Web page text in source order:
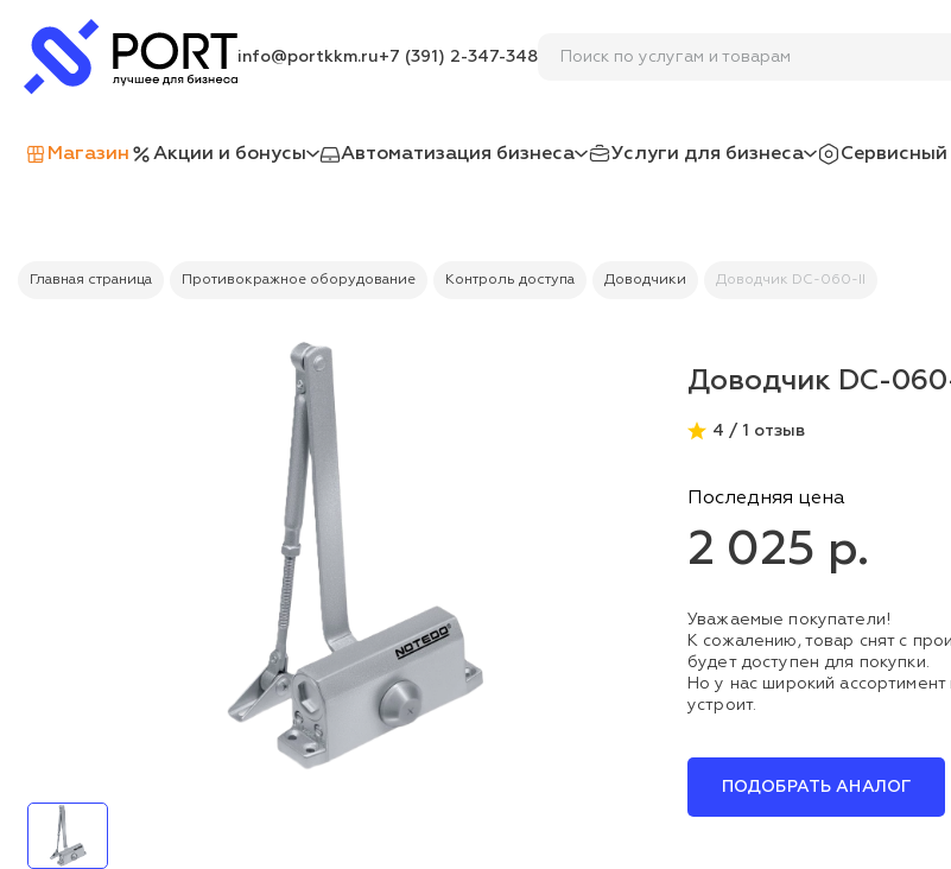
info@portkkm.ru+7 (391) 2-347-348 Поиск по услугам и товарам
Магазин Акции и бонусы Автоматизация бизнеса Услуги для бизнеса Сервисный
Главная страница Противокражное оборудование Контроль доступа Доводчики Доводчик DC-060-II
Доводчик DC-060-
4 / 1 отзыв
Последняя цена
2 025 р.
Уважаемые покупатели!
К сожалению, товар снят с
будет доступен для покупки.
Но у нас широкий ассортимент
устроит.
ПОДОБРАТЬ АНАЛОГ